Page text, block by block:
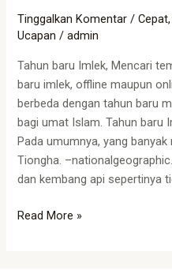
Tinggalkan Komentar /Cepat
Ucapan /admin
Tahun baru Imlek, Mencari
baru imlek, offline maupun
berbeda dengan tahun baru
bagi umat Islam. Tahun baru
Pada umumnya, yang
Tiongha.
dan kembang api sepertinya
Read More »